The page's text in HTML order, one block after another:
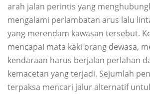
arah jalan perintis yang
mengalami perlambatan arus lalu
yang merendam kawasan tersebut.
mencapai mata kaki orang dewasa,
kendaraan harus berjalan perlahan
kemacetan yang terjadi. Sejumlah
terpaksa mencari jalur alternatif